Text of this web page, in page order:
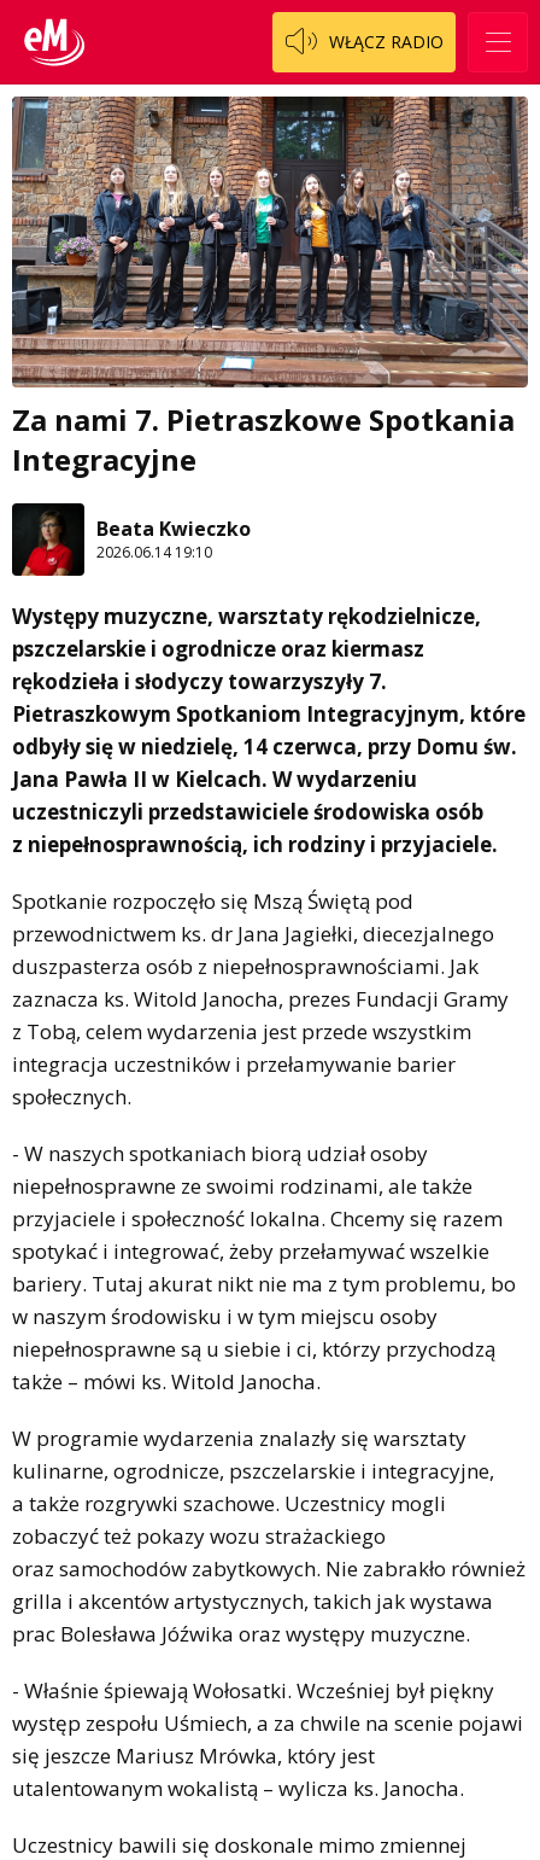
WŁĄCZ RADIO
Za nami 7. Pietraszkowe Spotkania
Integracyjne
Beata Kwieczko
2026.06.14 19:10
Występy muzyczne, warsztaty rękodzielnicze,
pszczelarskie i ogrodnicze oraz kiermasz
rękodzieła i słodyczy towarzyszyły 7.
Pietraszkowym Spotkaniom Integracyjnym, które
odbyły się w niedzielę, 14 czerwca, przy Domu św.
Jana Pawła II w Kielcach. W wydarzeniu
uczestniczyli przedstawiciele środowiska osób
z niepełnosprawnością, ich rodziny i przyjaciele.
Spotkanie rozpoczęło się Mszą Świętą pod
przewodnictwem ks. dr Jana Jagiełki, diecezjalnego
duszpasterza osób z niepełnosprawnościami. Jak
zaznacza ks. Witold Janocha, prezes Fundacji Gramy
z Tobą, celem wydarzenia jest przede wszystkim
integracja uczestników i przełamywanie barier
społecznych.
- W naszych spotkaniach biorą udział osoby
niepełnosprawne ze swoimi rodzinami, ale także
przyjaciele i społeczność lokalna. Chcemy się razem
spotykać i integrować, żeby przełamywać wszelkie
bariery. Tutaj akurat nikt nie ma z tym problemu, bo
w naszym środowisku i w tym miejscu osoby
niepełnosprawne są u siebie i ci, którzy przychodzą
także – mówi ks. Witold Janocha.
W programie wydarzenia znalazły się warsztaty
kulinarne, ogrodnicze, pszczelarskie i integracyjne,
a także rozgrywki szachowe. Uczestnicy mogli
zobaczyć też pokazy wozu strażackiego
oraz samochodów zabytkowych. Nie zabrakło również
grilla i akcentów artystycznych, takich jak wystawa
prac Bolesława Jóźwika oraz występy muzyczne.
- Właśnie śpiewają Wołosatki. Wcześniej był piękny
występ zespołu Uśmiech, a za chwile na scenie pojawi
się jeszcze Mariusz Mrówka, który jest
utalentowanym wokalistą – wylicza ks. Janocha.
Uczestnicy bawili się doskonale mimo zmiennej